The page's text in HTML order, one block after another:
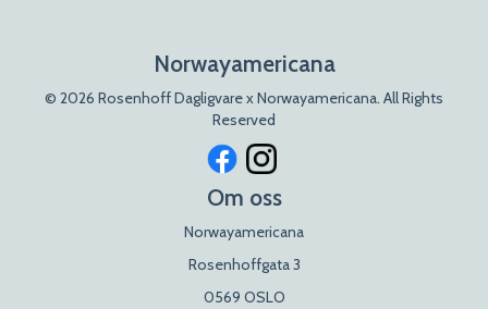
Norwayamericana
© 2026 Rosenhoff Dagligvare x Norwayamericana. All Rights
Reserved
Om oss
Norwayamericana
Rosenhoffgata 3
0569 OSLO